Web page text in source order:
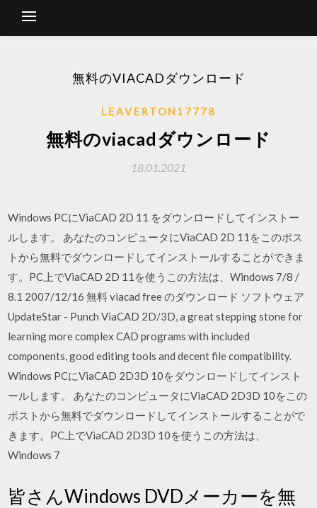
無料のVIACADダウンロード
LEAVERTON17778
無料のviacadダウンロード
18.01.2021
Windows PCにViaCAD 2D 11 をダウンロードしてインストー
ルします。 あなたのコンピュータにViaCAD 2D 11をこのポス
トから無料でダウンロードしてインストールすることができま
す。PC上でViaCAD 2D 11を使うこの方法は、Windows 7/8 /
8.1 2007/12/16 無料 viacad free のダウンロード ソフトウェア
UpdateStar - Punch ViaCAD 2D/3D, a great stepping stone for
learning more complex CAD programs with included
components, good editing tools and decent file compatibility.
Windows PCにViaCAD 2D3D 10をダウンロードしてインスト
ールします。 あなたのコンピュータにViaCAD 2D3D 10をこの
ポストから無料でダウンロードしてインストールすることがで
きます。PC上でViaCAD 2D3D 10を使うこの方法は、
Windows 7
皆さんWindows DVDメーカーを無